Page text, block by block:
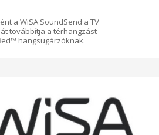
a WiSA SoundSend a TV
továbbítja a térhangzást
hangsugárzóknak.